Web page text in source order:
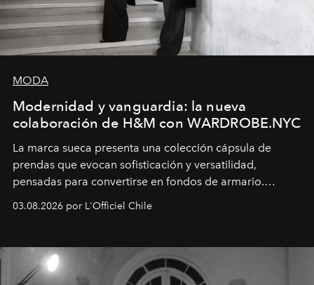
MODA
Modernidad y vanguardia: la nueva
colaboración de H&M con WARDROBE.NYC
La marca sueca presenta una colección cápsula de
prendas que evocan sofisticación y versatilidad,
pensadas para convertirse en fondos de armario.
Disponible en Chile desde el 6 de agosto.
03.08.2026 por L'Officiel Chile